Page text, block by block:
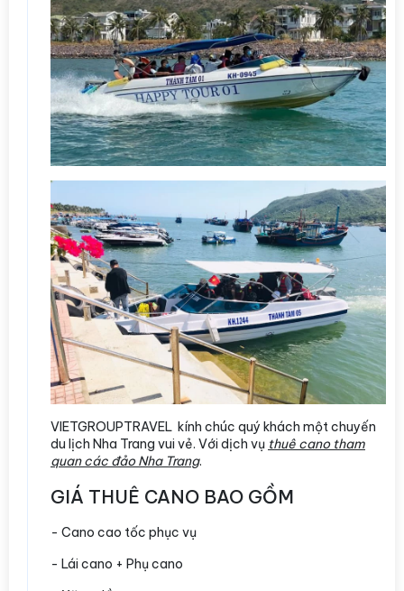
VIETGROUPTRAVEL kính chúc quý khách một chuyến
du lịch Nha Trang vui vẻ. Với dịch vụ thuê cano tham
quan các đảo Nha Trang.
GIÁ THUÊ CANO BAO GỒM
- Cano cao tốc phục vụ
- Lái cano + Phụ cano